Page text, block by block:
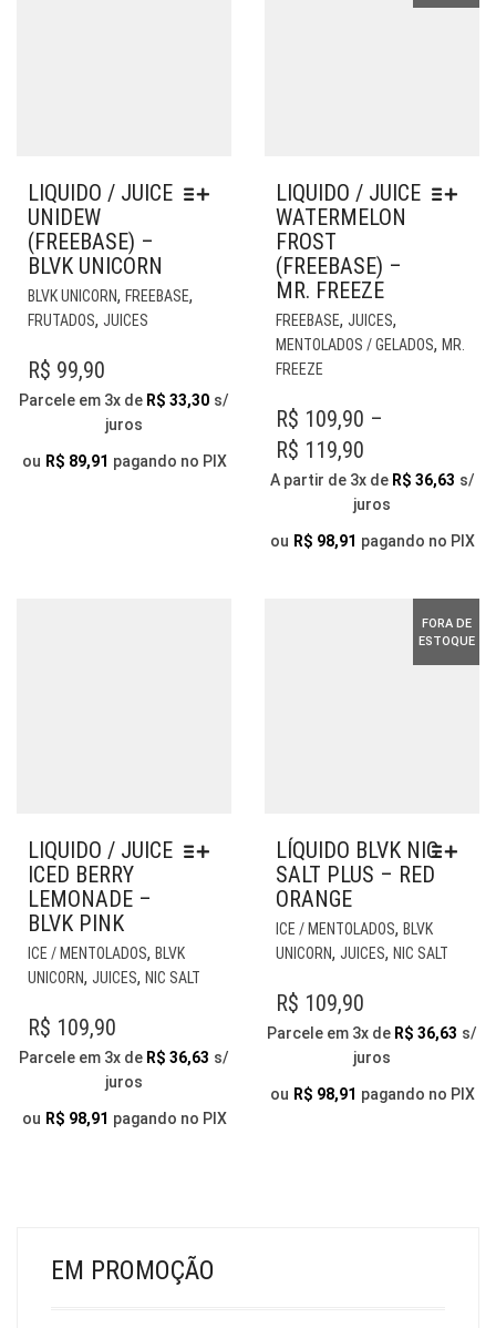
LIQUIDO / JUICE
UNIDEW
(FREEBASE) –
BLVK UNICORN
BLVK UNICORN, FREEBASE,
FRUTADOS, JUICES
PRODUTO
AS
PODEM
R$ 99,90
Parcele em 3x de R$ 33,30 s/
juros
ou R$ 89,91 pagando no PIX
LIQUIDO / JUICE
WATERMELON
FROST
(FREEBASE) –
MR. FREEZE
FREEBASE, JUICES,
MENTOLADOS / GELADOS, MR.
FREEZE
DO
R$ 109,90 –
R$ 119,90
RANGE:
R$ 109,90
THROUGH
A partir de 3x de R$ 36,63 s/
juros
ou R$ 98,91 pagando no PIX
LIQUIDO / JUICE
ICED BERRY
LEMONADE –
BLVK PINK
ICE / MENTOLADOS, BLVK
UNICORN, JUICES, NIC SALT
VARIANTES.
AS
OPÇÕES
PODEM
R$ 109,90
Parcele em 3x de R$ 36,63 s/
juros
ou R$ 98,91 pagando no PIX
FORA DE
ESTOQUE
LÍQUIDO BLVK NIC
SALT PLUS – RED
ORANGE
ICE / MENTOLADOS, BLVK
UNICORN, JUICES, NIC SALT
AS
R$ 109,90
Parcele em 3x de R$ 36,63 s/
juros
ou R$ 98,91 pagando no PIX
EM PROMOÇÃO